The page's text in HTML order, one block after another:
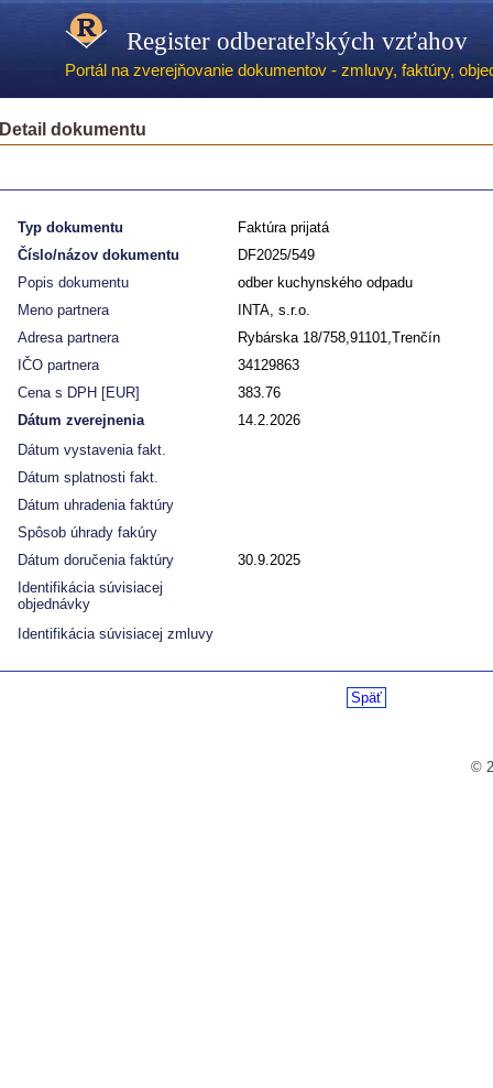
Register odberateľských vzťahov
Portál na zverejňovanie dokumentov - zmluvy, faktúry,
Detail dokumentu
Typ dokumentu
Faktúra prijatá
Číslo/názov dokumentu
DF2025/549
Popis dokumentu
odber kuchynského odpadu
Meno partnera
INTA, s.r.o.
Adresa partnera
Rybárska 18/758,91101,Trenčín
IČO partnera
34129863
Cena s DPH [EUR]
383.76
Dátum zverejnenia
14.2.2026
Dátum vystavenia fakt.
Dátum splatnosti fakt.
Dátum uhradenia faktúry
Spôsob úhrady fakúry
Dátum doručenia faktúry
30.9.2025
Identifikácia súvisiacej
objednávky
Identifikácia súvisiacej zmluvy
Späť
©